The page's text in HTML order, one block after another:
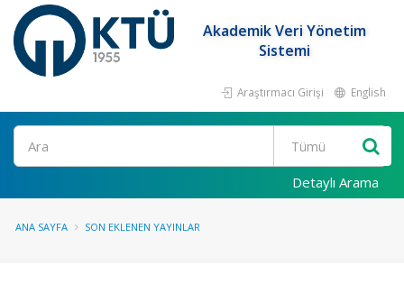
Akademik Veri Yönetim
Sistemi
Araştırmacı Girişi English
Ara
Detaylı Arama
ANA SAYFA SON EKLENEN YAYINLAR